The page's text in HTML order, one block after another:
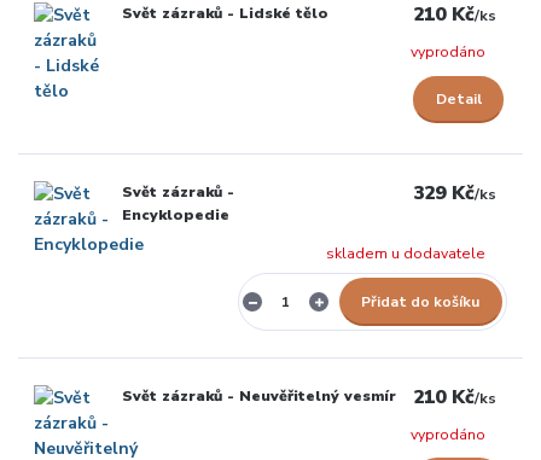
Svět zázraků - Lidské tělo 210 Kč/ks
vyprodáno
Detail
Svět zázraků -
Encyklopedie
329 Kč/ks
skladem u dodavatele
Přidat do košíku
Svět zázraků - Neuvěřitelný vesmír 210 Kč/ks
vyprodáno